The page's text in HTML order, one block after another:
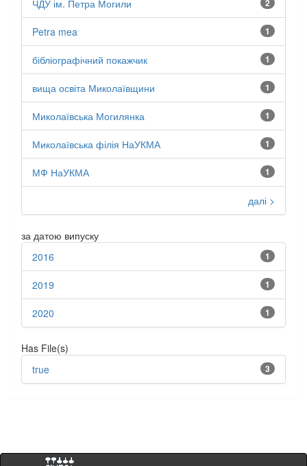
2
ЧДУ ім. Петра Могили
1
Petra mea
1
бібліографічний покажчик
1
вища освіта Миколаївщини
1
Миколаївська Могилянка
1
Миколаївська філія НаУКМА
1
МФ НаУКМА
далі >
за датою випуску
1
2016
1
2019
1
2020
Has File(s)
3
true